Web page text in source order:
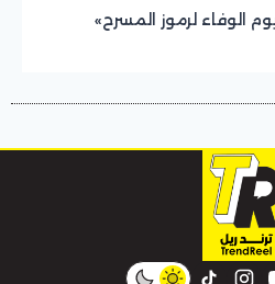
الوفاء لرموز المسرح»